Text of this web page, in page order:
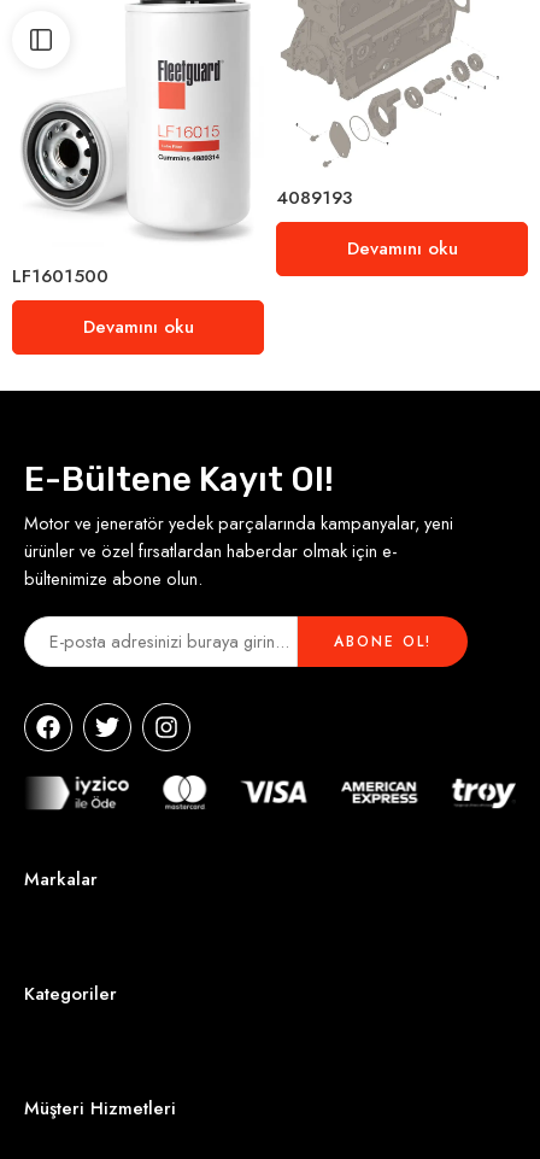
LF1601500
Devamını oku
4089193
Devamını oku
E-Bültene Kayıt Ol!
Motor ve jeneratör yedek parçalarında kampanyalar, yeni
ürünler ve özel fırsatlardan haberdar olmak için e-
bültenimize abone olun.
Markalar
Kategoriler
Müşteri Hizmetleri